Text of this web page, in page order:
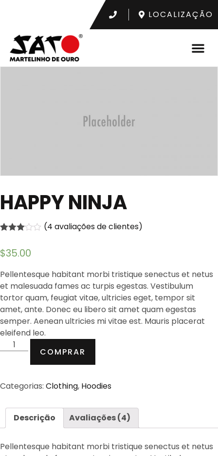
LOCALIZAÇÃO
HAPPY NINJA
3.00de
baseado
em
avaliações
clientes
(4 avaliações de clientes)
$35.00
Pellentesque habitant morbi tristique senectus et netus
et malesuada fames ac turpis egestas. Vestibulum
tortor quam, feugiat vitae, ultricies eget, tempor sit
amet, ante. Donec eu libero sit amet quam egestas
semper. Aenean ultricies mi vitae est. Mauris placerat
eleifend leo.
COMPRAR
Categorias: Clothing, Hoodies
Descrição Avaliações (4)
Pellentesque habitant morbi tristique senectus et netus